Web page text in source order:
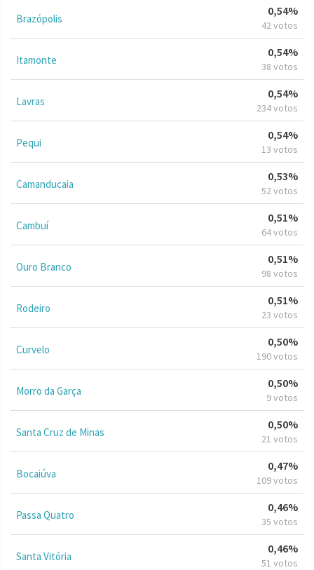
Brazópolis
0,54%
42 votos
Itamonte
0,54%
38 votos
Lavras
0,54%
234 votos
Pequi
0,54%
13 votos
Camanducaia
0,53%
52 votos
Cambuí
0,51%
64 votos
Ouro Branco
0,51%
98 votos
Rodeiro
0,51%
23 votos
Curvelo
0,50%
190 votos
Morro da Garça
0,50%
9 votos
Santa Cruz de Minas
0,50%
21 votos
Bocaiúva
0,47%
109 votos
Passa Quatro
0,46%
35 votos
Santa Vitória
0,46%
51 votos